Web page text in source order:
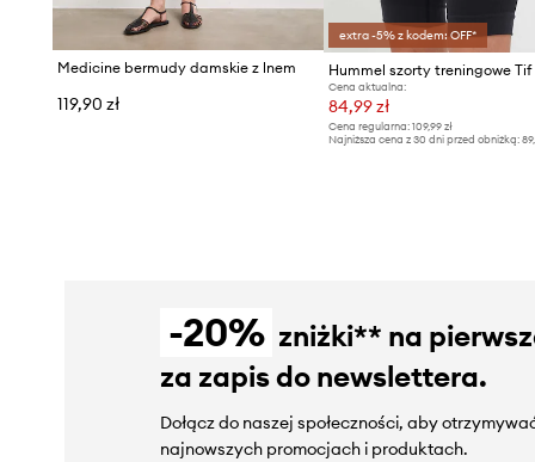
Medicine bermudy damskie z lnem
119,90 zł
extra -5% z kodem: OFF*
Hummel szorty treningowe Tif
Cena aktualna:
84,99 zł
Cena regularna:109,99 zł
Najniższa cena z 30 dni przed obniżką:
-20% zniżki** na
za zapis do newslettera.
Dołącz do naszej społeczności, aby
najnowszych promocjach i produktach.